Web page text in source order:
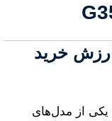
چرا گاز رومیزی اخوان G35 ارزش خرید
یکی از مدل‌های